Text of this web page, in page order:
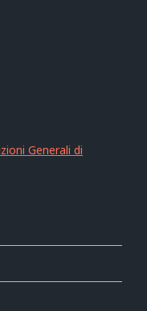
Generali di